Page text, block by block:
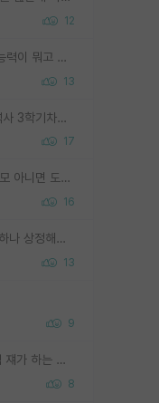
12
능력없는박사 란 말이지 뭐. 능력이 뭐고 능력이 있다는게 뭔지는 사람마다 기준이 다르니까 얘기해봐야 서로 자기 기준만 얘기해서 논쟁이 끝이 안나고. 주위에서 능력있고 야심있는 신입생이 교수가 유의미한 피드백을 아예 안주면서 제대로된 과제에 참여해볼 기회도 제공하지 않고 잡일 뺑뺑이만 돌려서 맨날 단순작업만 하면서 밤새다가 눈빛이 점점 죽어가는걸 본 사람은 물박사는 교수탓이라고 하고, 교수는 이것저것 알려도 주고 기회도 주고 사수 동기 붙여주면서 어떻게든 끌고가려고 하는데 본인이 매일 뺀질거리면서 출근 하는둥마는둥 하다가 기껏 와서도 폰이나 쳐다보다가 실험 망치고 저녁약속있어서 먼저 가볼게요~ 하는걸 본 사람은 물박사는 본인탓이라고 함.
13
가지마라. 신생랩이고 내가 석사 3학기차인데 최고참인데 나도 아무것도 모르는데 교수가 후배들 왜 논문 교육 안시키냐. 논문 왜 안 써오냐 닦달한다
17
신생랩+젊은 교수 이게 ㄹㅇ 모 아니면 도인듯.
16
ML 대부분이 골드 스탠다드 하나 상정해놓고 (벤치마크 데이터셋이 여러 개면 여러 개 상정) 그거 얼마나 잘 맞추나 싸움임 가끔 번뜩이는 설계 철학을 보여주는 논문들도 있지만 대부분 그거 성적 얼마나 더 올리느라에 혈안이 되어 있는 측면이 잇음
13
9
open ai가 ai대장아님? 그럼 쟤가 하는 말이 다 맞겠네
8